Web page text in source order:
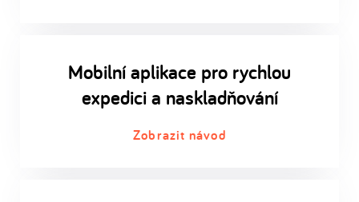
Mobilní aplikace pro rychlou
expedici a naskladňování
Zobrazit návod